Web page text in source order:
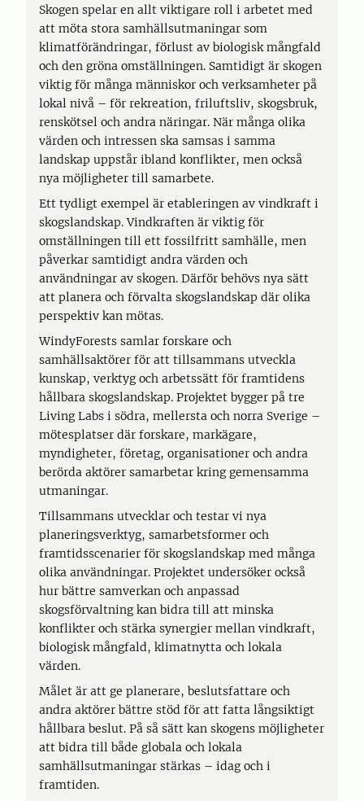
Skogen spelar en allt viktigare roll i arbetet med
att möta stora samhällsutmaningar som
klimatförändringar, förlust av biologisk mångfald
och den gröna omställningen. Samtidigt är skogen
viktig för många människor och verksamheter på
lokal nivå – för rekreation, friluftsliv, skogsbruk,
renskötsel och andra näringar. När många olika
värden och intressen ska samsas i samma
landskap uppstår ibland konflikter, men också
nya möjligheter till samarbete.
Ett tydligt exempel är etableringen av vindkraft i
skogslandskap. Vindkraften är viktig för
omställningen till ett fossilfritt samhälle, men
påverkar samtidigt andra värden och
användningar av skogen. Därför behövs nya sätt
att planera och förvalta skogslandskap där olika
perspektiv kan mötas.
WindyForests samlar forskare och
samhällsaktörer för att tillsammans utveckla
kunskap, verktyg och arbetssätt för framtidens
hållbara skogslandskap. Projektet bygger på tre
Living Labs i södra, mellersta och norra Sverige –
mötesplatser där forskare, markägare,
myndigheter, företag, organisationer och andra
berörda aktörer samarbetar kring gemensamma
utmaningar.
Tillsammans utvecklar och testar vi nya
planeringsverktyg, samarbetsformer och
framtidsscenarier för skogslandskap med många
olika användningar. Projektet undersöker också
hur bättre samverkan och anpassad
skogsförvaltning kan bidra till att minska
konflikter och stärka synergier mellan vindkraft,
biologisk mångfald, klimatnytta och lokala
värden.
Målet är att ge planerare, beslutsfattare och
andra aktörer bättre stöd för att fatta långsiktigt
hållbara beslut. På så sätt kan skogens möjligheter
att bidra till både globala och lokala
samhällsutmaningar stärkas – idag och i
framtiden.